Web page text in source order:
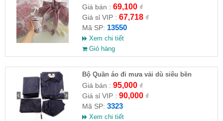
Giá bán : 69,100₫
Giá sỉ VIP : 67,718₫
Mã SP: 13550
Xem chi tiết
Giỏ hàng
Bộ Quần áo đi mưa vải dù siêu bền
Giá bán : 95,000₫
Giá sỉ VIP : 90,000₫
Mã SP: 3323
Xem chi tiết